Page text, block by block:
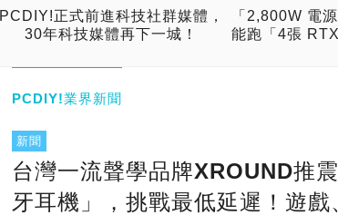
PCDIY!正式前進科技社群媒體，
30年科技媒體再下一城！
「2,800W 電
能跑「4張
PCDIY!業界新聞
新聞
台灣一流聲學品牌XROUND推
牙耳機」，挑戰最低延遲！遊